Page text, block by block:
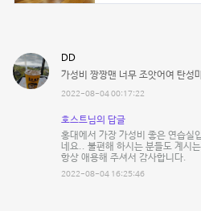
DD
가성비 짱짱맨 너무 조앗어여 탄성
2022-08-04 00:17:22
호스트님의 답글
홍대에서 가장 가성비 좋은 연습실
네요.. 불편해 하시는 분들도 계시
항상 애용해 주셔서 감사합니다.
2022-08-04 16:25:46